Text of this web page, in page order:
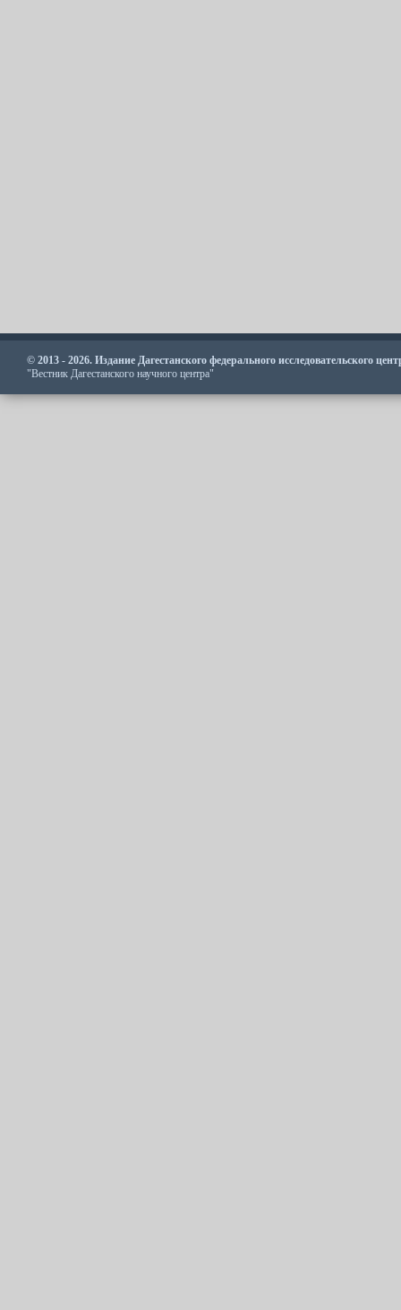
© 2013 - 2026. Издание Дагестанского федерального исследовательского
"Вестник Дагестанского научного центра"